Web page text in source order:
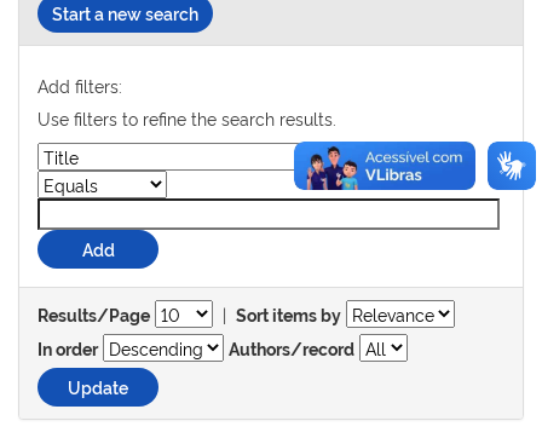
Start a new search
Add filters:
Use filters to refine the search results.
Results/Page | Sort items by
In order
Authors/record